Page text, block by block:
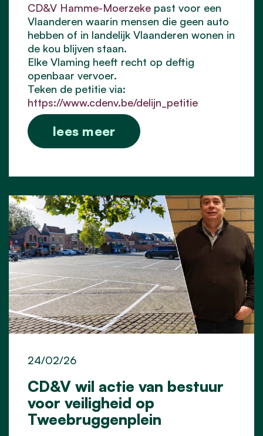
CD&V Hamme-Moerzeke past voor een
Vlaanderen waarin mensen die geen auto
hebben of in landelijk Vlaanderen wonen in
de kou blijven staan.
Elke Vlaming heeft recht op deftig
openbaar vervoer.
Teken de petitie via:
https://www.cdenv.be/delijn_petitie
lees meer
CD&V wil actie van bestuur
voor veiligheid op
Tweebruggenplein
24/02/26